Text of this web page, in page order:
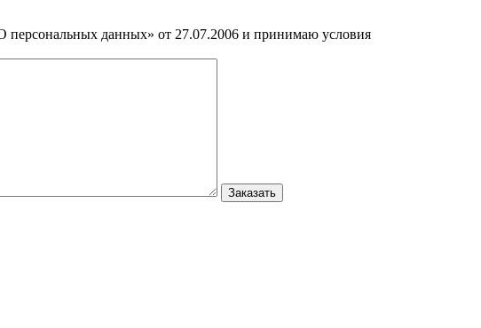
персональных данных» от 27.07.2006 и принимаю условия